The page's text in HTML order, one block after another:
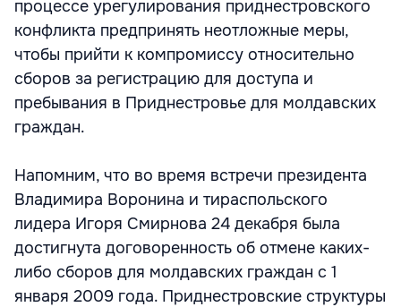
процессе урегулирования приднестровского
конфликта предпринять неотложные меры,
чтобы прийти к компромиссу относительно
сборов за регистрацию для доступа и
пребывания в Приднестровье для молдавских
граждан.
Напомним, что во время встречи президента
Владимира Воронина и тираспольского
лидера Игоря Смирнова 24 декабря была
достигнута договоренность об отмене каких-
либо сборов для молдавских граждан с 1
января 2009 года. Приднестровские структуры